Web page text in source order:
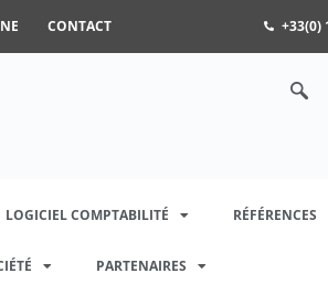
CONTACT +33(0)
LOGICIEL COMPTABILITÉ RÉFÉRENCES
PARTENAIRES